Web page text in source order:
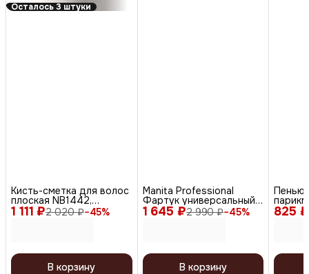
Осталось 3 штуки
1 111 ₽2 020 ₽−45%
Кисть-сметка для волос
плоская NB1442,
искусственная щетина,
черный
В корзину
1 645 ₽2 990 ₽−45%
Manita Professional
Фартук универсальный
для мастера салона
красоты, серый
В корзину
825 ₽